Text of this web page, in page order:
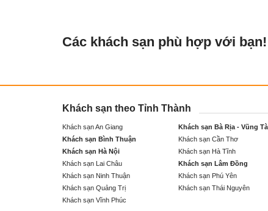
Các khách sạn phù hợp với
Khách sạn theo Tỉnh Thành
Khách sạn An Giang Khách sạn Bà Rịa - Vũng
Khách sạn Bình Thuận
Khách sạn Cần Thơ
Khách sạn Hà Nội
Khách sạn Hà Tĩnh
Khách sạn Lai Châu
Khách sạn Lâm Đồng
Khách sạn Ninh Thuận
Khách sạn Phú Yên
Khách sạn Quảng Trị
Khách sạn Thái Nguyên
Khách sạn Vĩnh Phúc